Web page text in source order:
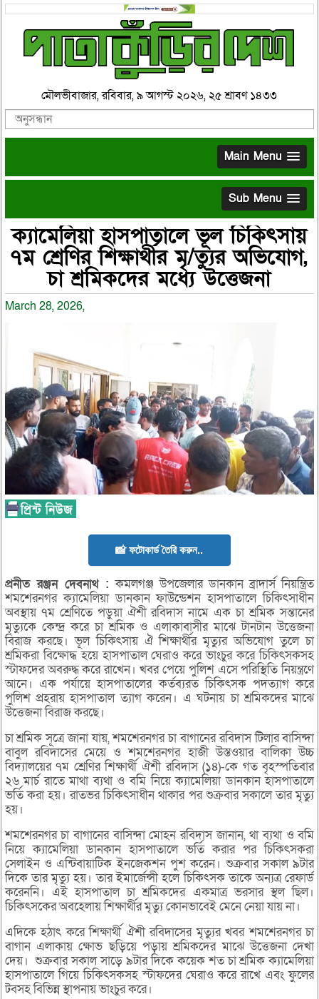
মৌলভীবাজার, রবিবার, ৯ আগস্ট ২০২৬, ২৫ শ্রাবণ ১৪৩৩
Main Menu
Sub Menu
ক্যামেলিয়া হাসপাতালে ভূল চিকিৎসায়
৭ম শ্রেণির শিক্ষার্থীর মৃ/ত্যুর অভিযোগ,
চা শ্রমিকদের মধ্যে উত্তেজনা
March 28, 2026,
📸 ফটোকার্ড তৈরি করুন..
প্রনীতরঞ্জনদেবনাথ : কমলগঞ্জ উপজেলার ডানকান ব্রাদার্স নিয়ন্ত্রিত
শমশেরনগর ক্যামেলিয়া ডানকান ফাউন্ডেশন হাসপাতালে চিকিৎসাধীন
অবস্থায় ৭ম শ্রেণিতে পড়ুয়া ঐশী রবিদাস নামে এক চা শ্রমিক সন্তানের
মৃত্যুকে কেন্দ্র করে চা শ্রমিক ও এলাকাবাসীর মাঝে টানটান উত্তেজনা
বিরাজ করছে। ভূল চিকিৎসায় ঐ শিক্ষার্থীর মৃত্যুর অভিযোগ তুলে চা
শ্রমিকরা বিক্ষোদ্ধ হয়ে হাসপাতাল ঘেরাও করে ভাংচুর করে চিকিৎসকসহ
স্টাফদের অবরুদ্ধ করে রাখেন। খবর পেয়ে পুলিশ এসে পরিস্থিতি নিয়ন্ত্রণে
আনে। এক পর্যায়ে হাসপাতালের কর্তব্যরত চিকিৎসক পদত্যাগ করে
পুলিশ প্রহরায় হাসপাতাল ত্যাগ করেন। এ ঘটনায় চা শ্রমিকদের মাঝে
উত্তেজনা বিরাজ করছে।
চা শ্রমিক সূত্রে জানা যায়, শমশেরনগর চা বাগানের রবিদাস টিলার বাসিন্দা
বাবুল রবিদাসের মেয়ে ও শমশেরনগর হাজী উস্তওয়ার বালিকা উচ্চ
বিদ্যালয়ের ৭ম শ্রেণির শিক্ষার্থী ঐশী রবিদাস (১৪)-কে গত বৃহস্পতিবার
২৬ মার্চ রাতে মাথা ব্যথা ও বমি নিয়ে ক্যামেলিয়া ডানকান হাসপাতালে
ভর্তি করা হয়। রাতভর চিকিৎসাধীন থাকার পর শুক্রবার সকালে তার মৃত্যু
হয়।
শমশেরনগর চা বাগানের বাসিন্দা মোহন রবিদাস জানান, থা ব্যথা ও বমি
নিয়ে ক্যামেলিয়া ডানকান হাসপাতালে ভর্তি করার পর চিকিৎসকরা
সেলাইন ও এন্টিবায়াটিক ইনজেকশন পুশ করেন। শুক্রবার সকাল ৯টার
দিকে তার মৃত্যু হয়। তার ইমার্জেন্সী হলে চিকিৎসক তাকে অন্যত্র রেফার্ড
করেননি। এই হাসপাতাল চা শ্রমিকদের একমাত্র ভরসার স্থল ছিল।
চিকিৎসকের অবহেলায় শিক্ষার্থীর মৃত্যু কোনভাবেই মেনে নেয়া যায় না।
এদিকে হঠাৎ করে শিক্ষার্থী ঐশী রবিদাসের মৃত্যুর খবর শমশেরনগর চা
বাগান এলাকায় ক্ষোভ ছড়িয়ে পড়ায় শ্রমিকদের মাঝে উত্তেজনা দেখা
দেয়। শুক্রবার সকাল সাড়ে ৯টার দিকে কয়েক শত চা শ্রমিক ক্যামেলিয়া
হাসপাতালে গিয়ে চিকিৎসকসহ স্টাফদের ঘেরাও করে রাখে এবং ফুলের
টবসহ বিভিন্ন স্থাপনায় ভাংচুর করে।